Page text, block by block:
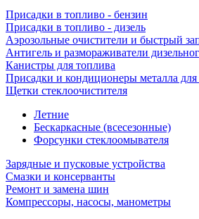
Присадки в топливо - бензин
Присадки в топливо - дизель
Аэрозольные очистители и быстрый
Антигель и размораживатели
Канистры для топлива
Присадки и кондиционеры металла для
Щетки стеклоочистителя
Летние
Бескаркасные (всесезонные)
Форсунки стеклоомывателя
Зарядные и пусковые устройства
Смазки и консерванты
Ремонт и замена шин
Компрессоры, насосы, манометры